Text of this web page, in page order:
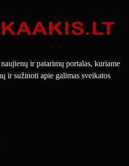
ir patarimų portalas, kuriame
ir sužinoti apie galimas sveikatos